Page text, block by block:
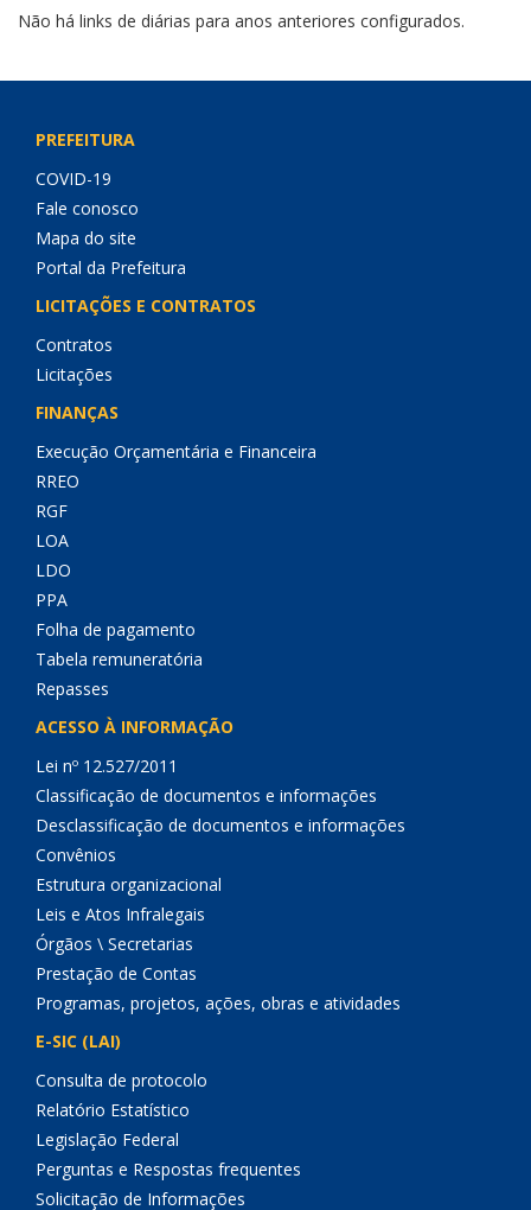
Não há links de diárias para anos anteriores configurados.
PREFEITURA
COVID-19
Fale conosco
Mapa do site
Portal da Prefeitura
LICITAÇÕES E CONTRATOS
Contratos
Licitações
FINANÇAS
Execução Orçamentária e Financeira
RREO
RGF
LOA
LDO
PPA
Folha de pagamento
Tabela remuneratória
Repasses
ACESSO À INFORMAÇÃO
Lei nº 12.527/2011
Classificação de documentos e informações
Desclassificação de documentos e informações
Convênios
Estrutura organizacional
Leis e Atos Infralegais
Órgãos \ Secretarias
Prestação de Contas
Programas, projetos, ações, obras e atividades
E-SIC (LAI)
Consulta de protocolo
Relatório Estatístico
Legislação Federal
Perguntas e Respostas frequentes
Solicitação de Informações